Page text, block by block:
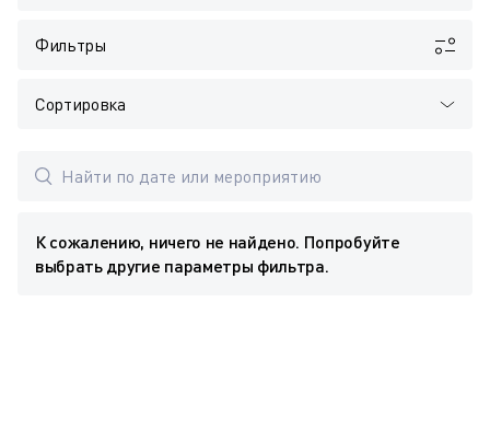
Фильтры
Сортировка
К сожалению, ничего не найдено. Попробуйте
выбрать другие параметры фильтра.